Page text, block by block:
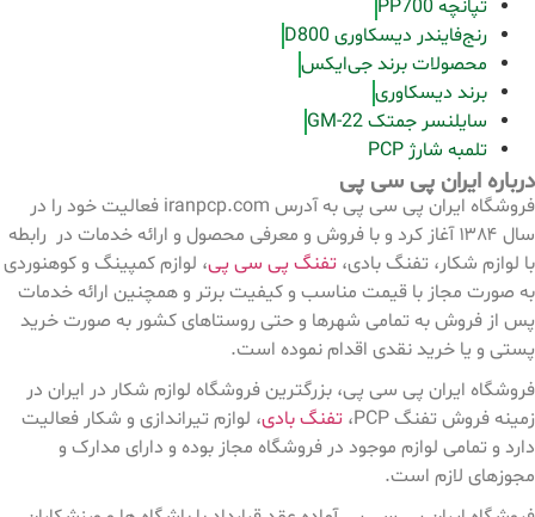
تپانچه PP700
رنج‌فایندر دیسکاوری D800
محصولات برند جی‌ایکس
برند دیسکاوری
سایلنسر جمتک GM-22
تلمبه شارژ PCP
درباره ایران پی سی پی
فروشگاه ایران پی سی پی به آدرس iranpcp.com فعالیت خود را در
سال ۱۳۸۴ آغاز کرد و با فروش و معرفی محصول و ارائه خدمات در رابطه
با لوازم شکار، تفنگ بادی، تفنگ پی سی پی، لوازم کمپینگ و کوهنوردی
به صورت مجاز با قیمت مناسب و کیفیت برتر و همچنین ارائه خدمات
پس از فروش به تمامی شهرها و حتی روستاهای کشور به صورت خرید
پستی و یا خرید نقدی اقدام نموده است.
فروشگاه ایران پی سی پی، بزرگترین فروشگاه لوازم شکار در ایران در
زمینه فروش تفنگ PCP،
تفنگ بادی، لوازم تیراندازی و شکار فعالیت
دارد و تمامی لوازم موجود در فروشگاه مجاز بوده و دارای مدارک و
مجوزهای لازم است.